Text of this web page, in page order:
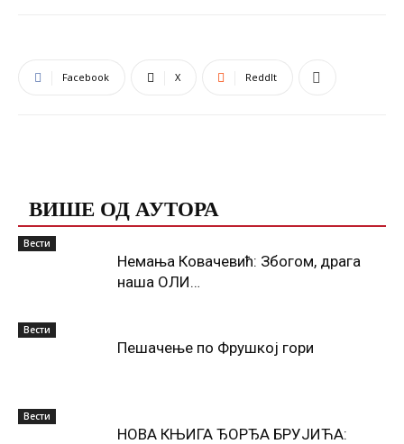
Facebook X ReddIt
ВИШЕ ОД АУТОРА
Вести
Немања Ковачевић: Збогом, драга
наша ОЛИ…
Вести
Пешачење по Фрушкој гори
Вести
НОВА КЊИГА ЂОРЂА БРУЈИЋА: